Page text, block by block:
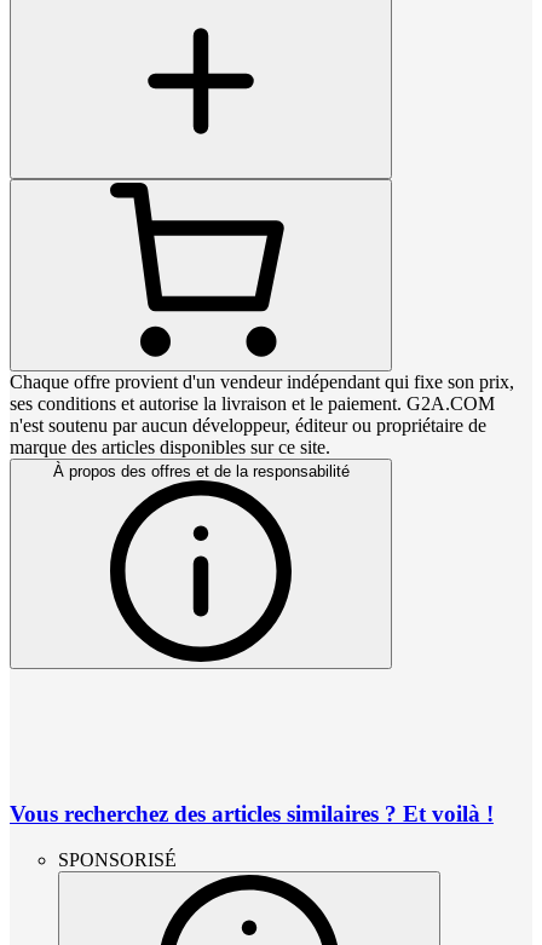
Chaque offre provient d'un vendeur indépendant qui fixe son prix,
ses conditions et autorise la livraison et le paiement. G2A.COM
n'est soutenu par aucun développeur, éditeur ou propriétaire de
marque des articles disponibles sur ce site.
À propos des offres et de la responsabilité
Vous recherchez des articles similaires ? Et voilà !
SPONSORISÉ